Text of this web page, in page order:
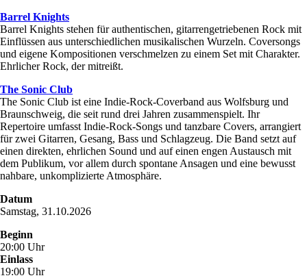
Barrel Knights
Barrel Knights stehen für authentischen, gitarrengetriebenen Rock mit
Einflüssen aus unterschiedlichen musikalischen Wurzeln. Coversongs
und eigene Kompositionen verschmelzen zu einem Set mit Charakter.
Ehrlicher Rock, der mitreißt.
The Sonic Club
The Sonic Club ist eine Indie‑Rock‑Coverband aus Wolfsburg und
Braunschweig, die seit rund drei Jahren zusammenspielt. Ihr
Repertoire umfasst Indie‑Rock‑Songs und tanzbare Covers, arrangiert
für zwei Gitarren, Gesang, Bass und Schlagzeug. Die Band setzt auf
einen direkten, ehrlichen Sound und auf einen engen Austausch mit
dem Publikum, vor allem durch spontane Ansagen und eine bewusst
nahbare, unkomplizierte Atmosphäre.
Datum
Samstag, 31.10.2026
Beginn
20:00 Uhr
Einlass
19:00 Uhr